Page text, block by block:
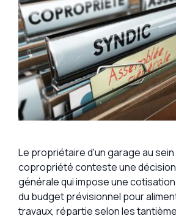
Le propriétaire d'un garage au sein
copropriété conteste une
générale qui impose une
du budget prévisionnel pour
travaux, répartie selon les